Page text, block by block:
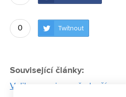
0 Twítnout
Související články:
Velikonoce jsou především